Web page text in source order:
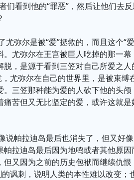
们看到他的“罪恶”，然后让他们去
弥尔是被“爱”拯救的，而且这个“
尤弥尔在王宫被巨人吃掉的那一
，是源于看到三笠对自己所爱之人
尤弥尔在自己的世界里，是被束缚
三笠那种能为爱的人砍下他的头
苦但又无比坚定的爱，或许这就
帕拉迪岛最后也消失了，但又好
拉迪岛最后因为地鸣或者其他原
又因为之前的历史包袱而继续仇
讽刺，说明人类的本性难以改变